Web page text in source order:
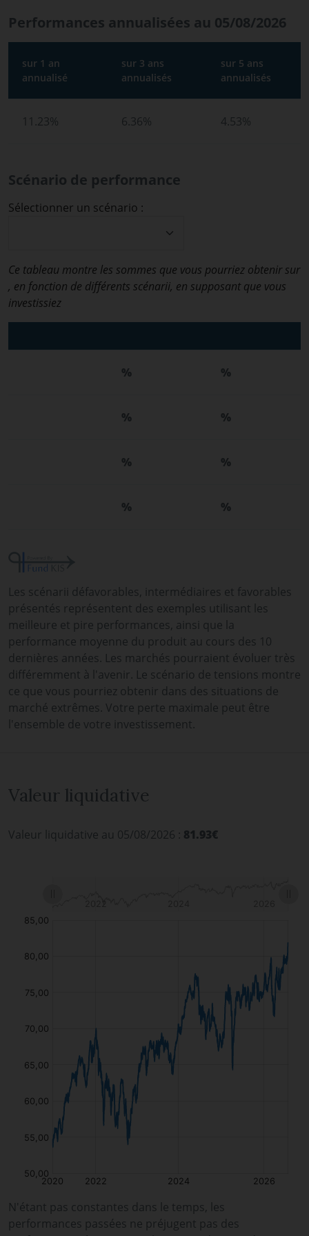
Performances annualisées au 05/08/2026
sur 1 an
annualisé
sur 3 ans
annualisés
sur 5 ans
annualisés
11.23% 6.36% 4.53%
Scénario de performance
Sélectionner un scénario :
Ce tableau montre les sommes que vous pourriez obtenir sur
, en fonction de différents scénarii, en supposant que vous
investissiez
% %
% %
% %
% %
Les scénarii défavorables, intermédiaires et favorables
présentés représentent des exemples utilisant les
meilleure et pire performances, ainsi que la
performance moyenne du produit au cours des 10
dernières années. Les marchés pourraient évoluer très
différemment à l'avenir. Le scénario de tensions montre
ce que vous pourriez obtenir dans des situations de
marché extrêmes. Votre perte maximale peut être
l'ensemble de votre investissement.
Valeur liquidative
Valeur liquidative au 05/08/2026 : 81.93€
N'étant pas constantes dans le temps, les
performances passées ne préjugent pas des